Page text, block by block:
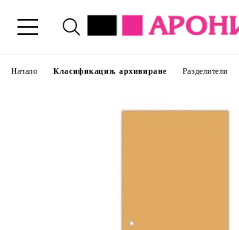
Начало Класификация, архивиране Разделители